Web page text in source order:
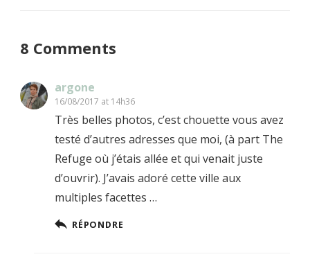
8 Comments
argone
16/08/2017 at 14h36
Très belles photos, c’est chouette vous avez
testé d’autres adresses que moi, (à part The
Refuge où j’étais allée et qui venait juste
d’ouvrir). J’avais adoré cette ville aux
multiples facettes …
RÉPONDRE